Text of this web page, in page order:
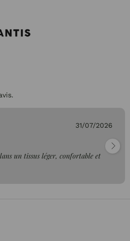
31/07/2026
un tissus léger, confortable et